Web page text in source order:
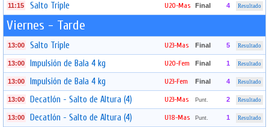
11:15 Salto Triple U20-Mas Final 4 Resultado
Viernes - Tarde
13:00 Salto Triple U23-Mas Final 5 Resultado
13:00 Impulsión de Bala 4 kg U20-Fem Final 1 Resultado
13:00 Impulsión de Bala 4 kg U23-Fem Final 4 Resultado
13:00 Decatlón - Salto de Altura (4) U23-Mas Punt. 2 Resultado
13:00 Decatlón - Salto de Altura (4) U18-Mas Punt. 1 Resultado